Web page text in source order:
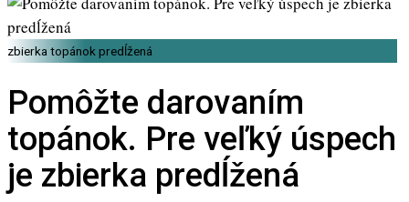
zbierka topánok predĺžená
Pomôžte darovaním
topánok. Pre veľký úspech
je zbierka predĺžená